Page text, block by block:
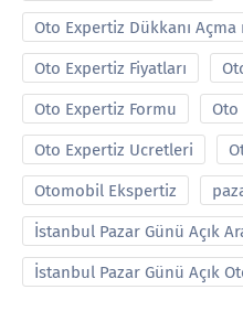
Oto Expertiz Dükkanı
Oto Expertiz Fiyatları
Oto Expertiz Formu
Oto Expertiz Ucretleri
Otomobil Ekspertiz
İstanbul Pazar Günü Açık
İstanbul Pazar Günü Açık